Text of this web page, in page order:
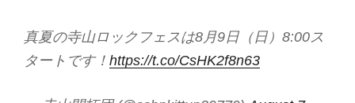
真夏の寺山ロックフェスは8月9日（日）8:00ス
タートです！ https://t.co/CsHK2f8n63